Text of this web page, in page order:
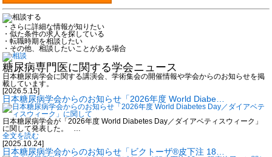
・さらに詳細な情報が知りたい
・似た条件の求人を探している
・転職時期を相談したい
・その他、相談したいことがある場合
糖尿病専門医に関する学会ニュース
日本糖尿病学会に関する講演会、学術集会の開催情報や学会からのお知らせを掲
載しています。
[2026.5.15]
日本糖尿病学会からのお知らせ「2026年度 World Diabe…
日本糖尿病学会が「2026年度 World Diabetes Day／ダイアベティスウィーク」
に関して発表した。 …
全文を読む
[2025.10.24]
日本糖尿病学会からのお知らせ「ビクトーザ®皮下注 18…